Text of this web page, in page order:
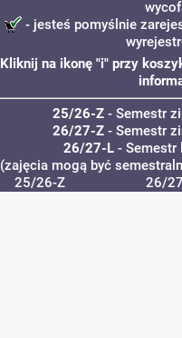
- jesteś pomyślnie
Kliknij na ikonę "i" przy
25/26-Z - Semestr
26/27-Z - Semestr
26/27-L -
(zajęcia mogą być
25/26-Z
26/